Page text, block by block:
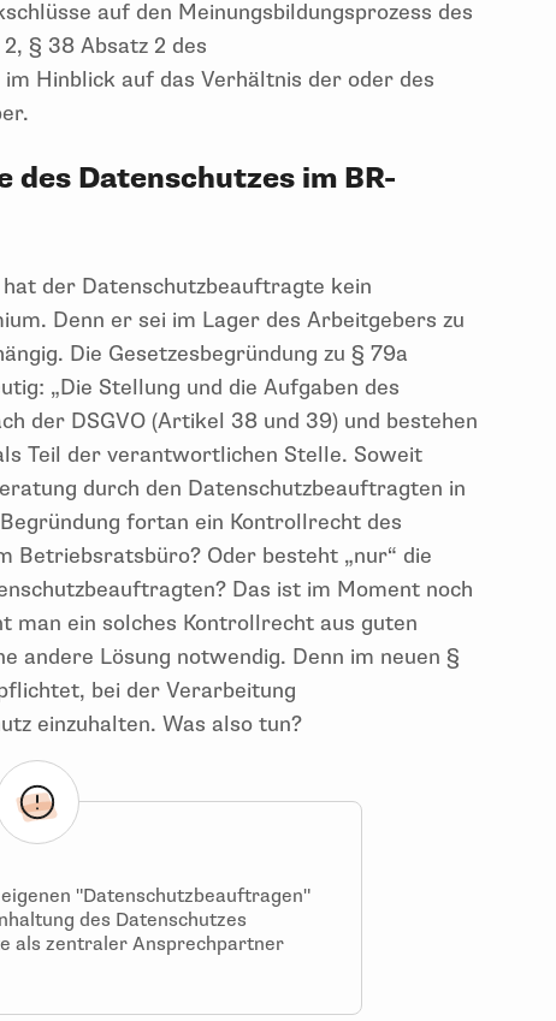
auf den Meinungsbildungsprozess des
§ 38 Absatz 2 des
Hinblick auf das Verhältnis der oder des
Datenschutzes im BR-
der Datenschutzbeauftragte kein
Denn er sei im Lager des Arbeitgebers zu
Die Gesetzesbegründung zu § 79a
„Die Stellung und die Aufgaben des
der DSGVO (Artikel 38 und 39) und bestehen
Teil der verantwortlichen Stelle. Soweit
durch den Datenschutzbeauftragten in
fortan ein Kontrollrecht des
Betriebsratsbüro? Oder besteht „nur“ die
Das ist im Moment noch
man ein solches Kontrollrecht aus guten
andere Lösung notwendig. Denn im neuen §
bei der Verarbeitung
einzuhalten. Was also tun?
"Datenschutzbeauftragen"
des Datenschutzes
als zentraler Ansprechpartner